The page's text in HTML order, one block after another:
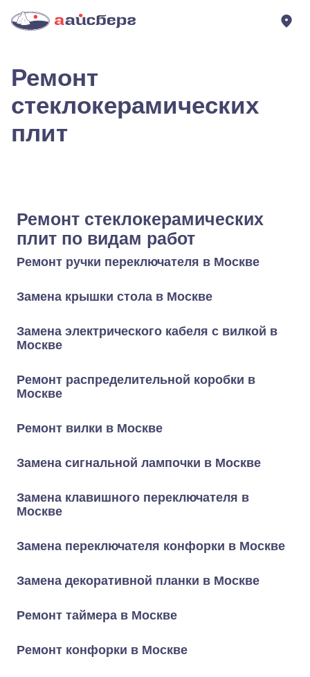
Ремонт
стеклокерамических
плит
Ремонт стеклокерамических
плит по видам работ
Ремонт ручки переключателя в Москве
Замена крышки стола в Москве
Замена электрического кабеля с вилкой в
Москве
Ремонт распределительной коробки в
Москве
Ремонт вилки в Москве
Замена сигнальной лампочки в Москве
Замена клавишного переключателя в
Москве
Замена переключателя конфорки в Москве
Замена декоративной планки в Москве
Ремонт таймера в Москве
Ремонт конфорки в Москве